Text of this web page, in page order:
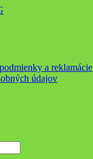
a reklamácie
údajov